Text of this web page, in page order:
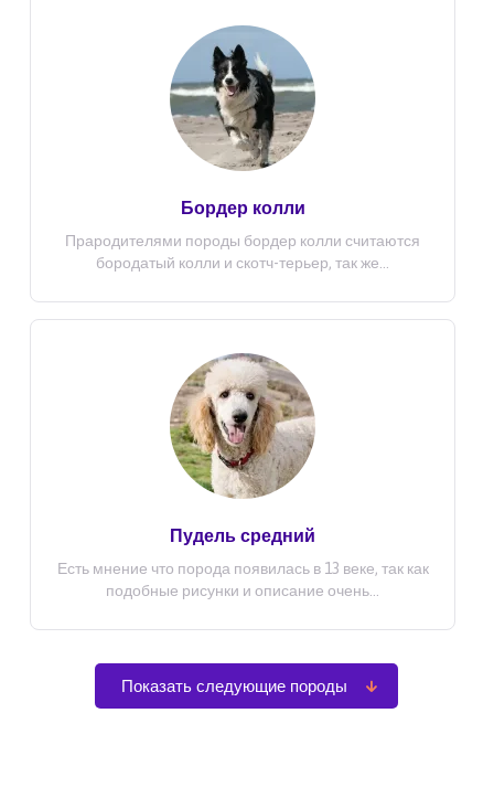
Бордер колли
Прародителями породы бордер колли считаются
бородатый колли и скотч-терьер, так же...
Пудель средний
Есть мнение что порода появилась в 13 веке, так как
подобные рисунки и описание очень...
Показать следующие породы